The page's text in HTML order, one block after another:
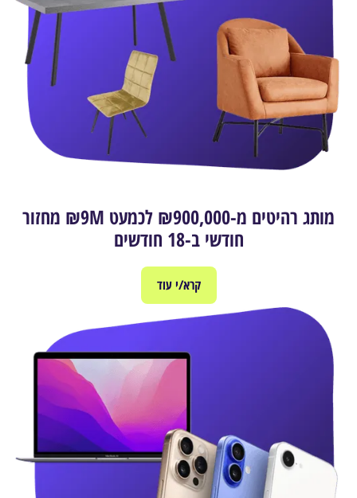
מותג רהיטים מ-₪900,000 לכמעט ₪9M מחזור
חודשי ב-18 חודשים
קרא/י עוד